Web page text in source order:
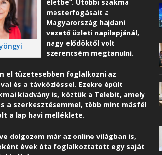
életbe”. Utóbbi szakma
mesterfogásait a
Magyarország hajdani
vezető üzleti napilapjánál,
nagy elődöktől volt
szerencsém megtanulni.
el tüzetesebben foglalkozni az
és a távközléssel. Ezekre épült
kiadvány is, köztük a Telebit, amely
a szerkesztésemmel, több mint másfél
a lap havi melléklete.
dolgozom már az online világban is,
évek óta foglalkoztatott egy saját